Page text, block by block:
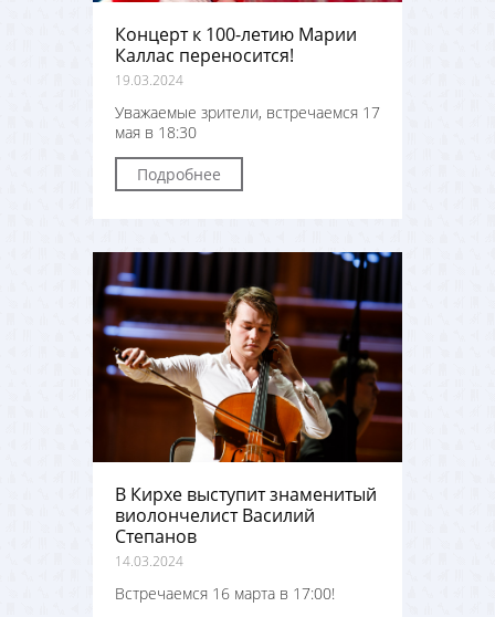
Концерт к 100-летию Марии
Каллас переносится!
19.03.2024
Уважаемые зрители, встречаемся 17
мая в 18:30
Подробнее
В Кирхе выступит знаменитый
виолончелист Василий
Степанов
14.03.2024
Встречаемся 16 марта в 17:00!